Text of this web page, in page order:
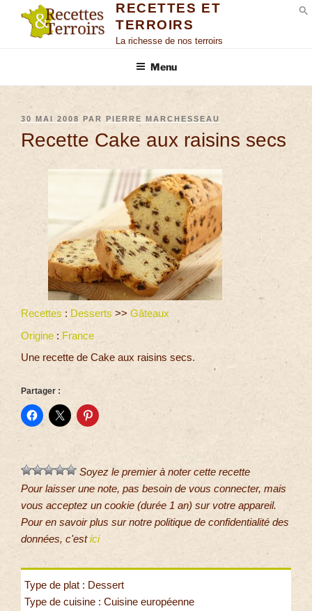
RECETTES ET
TERROIRS
La richesse de nos terroirs
Menu
30 MAI 2008 PAR PIERRE MARCHESSEAU
Recette Cake aux raisins secs
Recettes : Desserts >> Gâteaux
Origine : France
Une recette de Cake aux raisins secs.
Partager :
Soyez le premier à noter cette recette
Pour laisser une note, pas besoin de vous connecter, mais
vous acceptez un cookie (durée 1 an) sur votre appareil.
Pour en savoir plus sur notre politique de confidentialité des
données, c'estici
Type de plat : Dessert
Type de cuisine : Cuisine européenne